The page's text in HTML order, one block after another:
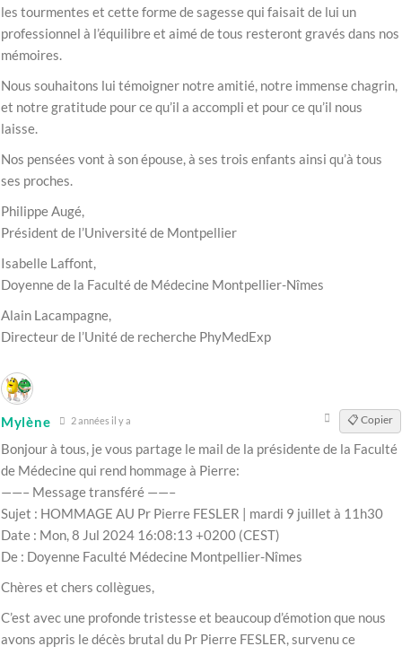
les tourmentes et cette forme de sagesse qui faisait de lui un
professionnel à l’équilibre et aimé de tous resteront gravés dans nos
mémoires.
Nous souhaitons lui témoigner notre amitié, notre immense chagrin,
et notre gratitude pour ce qu’il a accompli et pour ce qu’il nous
laisse.
Nos pensées vont à son épouse, à ses trois enfants ainsi qu’à tous
ses proches.
Philippe Augé,
Président de l’Université de Montpellier
Isabelle Laffont,
Doyenne de la Faculté de Médecine Montpellier-Nîmes
Alain Lacampagne,
Directeur de l’Unité de recherche PhyMedExp
Mylène 2 années il y a 📋 Copier
Bonjour à tous, je vous partage le mail de la présidente de la Faculté
de Médecine qui rend hommage à Pierre:
——– Message transféré ——–
Sujet : HOMMAGE AU Pr Pierre FESLER | mardi 9 juillet à 11h30
Date : Mon, 8 Jul 2024 16:08:13 +0200 (CEST)
De : Doyenne Faculté Médecine Montpellier-Nîmes
Chères et chers collègues,
C’est avec une profonde tristesse et beaucoup d’émotion que nous
avons appris le décès brutal du Pr Pierre FESLER, survenu ce